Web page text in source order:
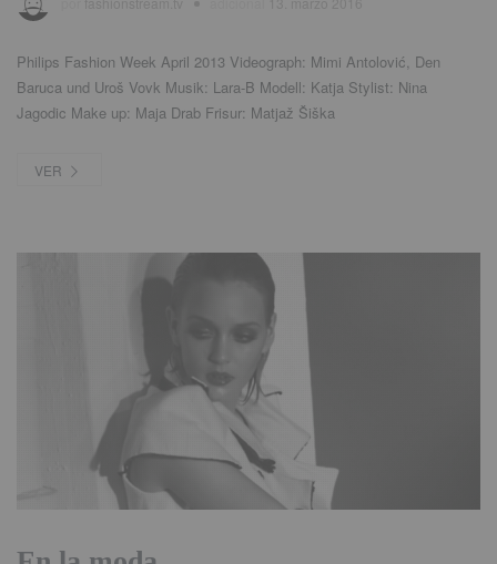
Philips Fashion Week April 2013 Videograph: Mimi Antolović, Den
Baruca und Uroš Vovk Musik: Lara-B Modell: Katja Stylist: Nina
Jagodic Make up: Maja Drab Frisur: Matjaž Šiška
VER